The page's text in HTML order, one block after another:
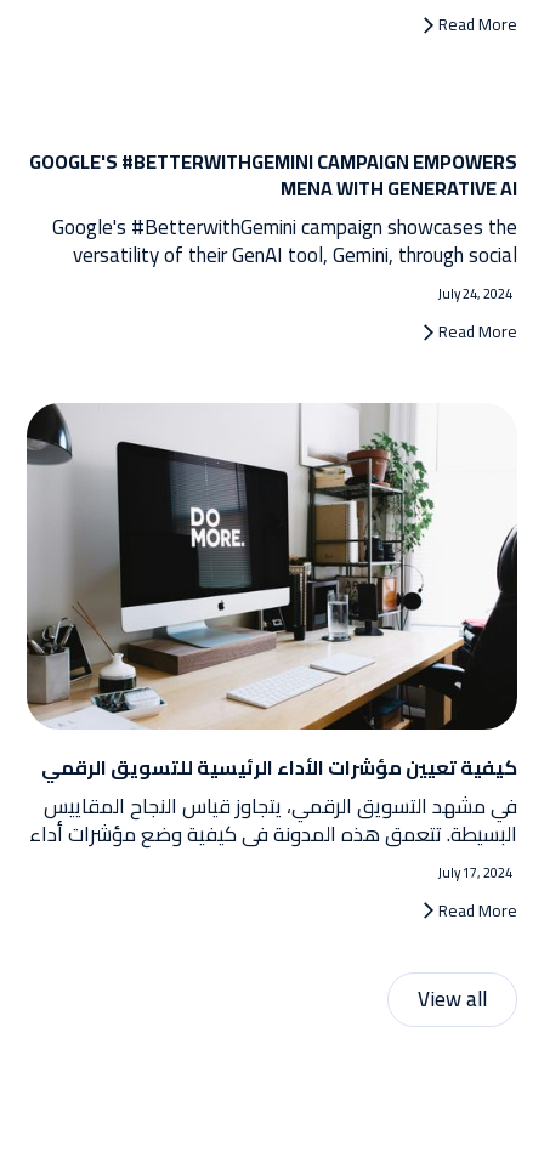
Read More
GOOGLE'S #BETTERWITHGEMINI CAMPAIGN EMPOWERS
MENA WITH GENERATIVE AI
Google's #BetterwithGemini campaign showcases the
versatility of their GenAI tool, Gemini, through social
media videos featuring regional content creators in Saudi
Arabia and Egypt. The campaign highlights Gemini's
ability to assist with travel planning, DIY projects, and
responding in Arabic. With engaging content across major
platforms, #BetterwithGemini aims to inspire GenZ+
audiences to embrace generative AI for everyday use.
July 24, 2024
Read More
كيفية تعيين مؤشرات الأداء الرئيسية للتسويق الرقمي
في مشهد التسويق الرقمي، يتجاوز قياس النجاح المقاييس
البسيطة. تتعمق هذه المدونة في كيفية وضع مؤشرات أداء
رئيسية ذات مغزى للعلامات التجارية السعودية، مع التركيز
على الحاجة إلى تجاوز مقاييس الغرور وفهم الصورة الأكبر.
July 17, 2024
Read More
View all